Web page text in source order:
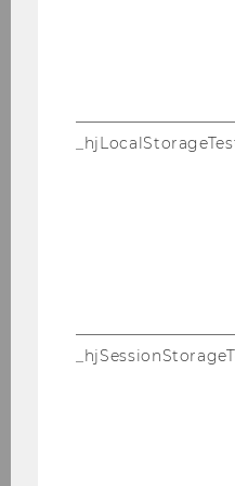
Adobe Pre­mie­re oder
daran, den Um­gang
- Sehr gute Deutsch
Das mo­nat­li­che
Haben Sie In­ter­es­se
sön­li­chen
einem an­ge­neh­men
wer­ben Sie sich bitte
unterwww.wu.ac.at/
Wir freu­en uns auf
Ap­p­li­ca­ti­on dead­line